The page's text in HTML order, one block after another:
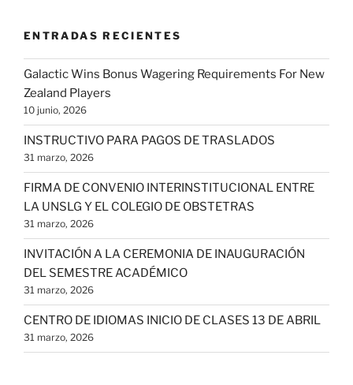
ENTRADAS RECIENTES
Galactic Wins Bonus Wagering Requirements For New
Zealand Players
10 junio, 2026
INSTRUCTIVO PARA PAGOS DE TRASLADOS
31 marzo, 2026
FIRMA DE CONVENIO INTERINSTITUCIONAL ENTRE
LA UNSLG Y EL COLEGIO DE OBSTETRAS
31 marzo, 2026
INVITACIÓN A LA CEREMONIA DE INAUGURACIÓN
DEL SEMESTRE ACADÉMICO
31 marzo, 2026
CENTRO DE IDIOMAS INICIO DE CLASES 13 DE ABRIL
31 marzo, 2026